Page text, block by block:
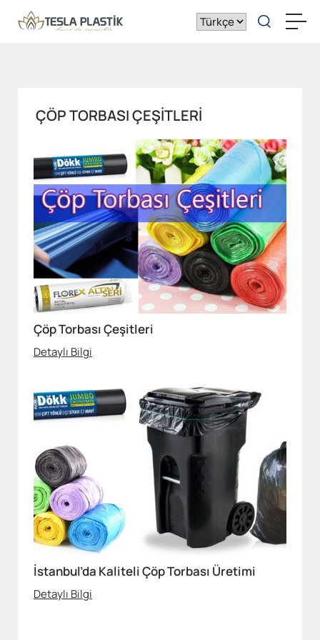
ÇÖP TORBASI ÇEŞITLERI
Çöp Torbası Çeşitleri
Detaylı Bilgi
İstanbul’da Kaliteli Çöp Torbası Üretimi
Detaylı Bilgi